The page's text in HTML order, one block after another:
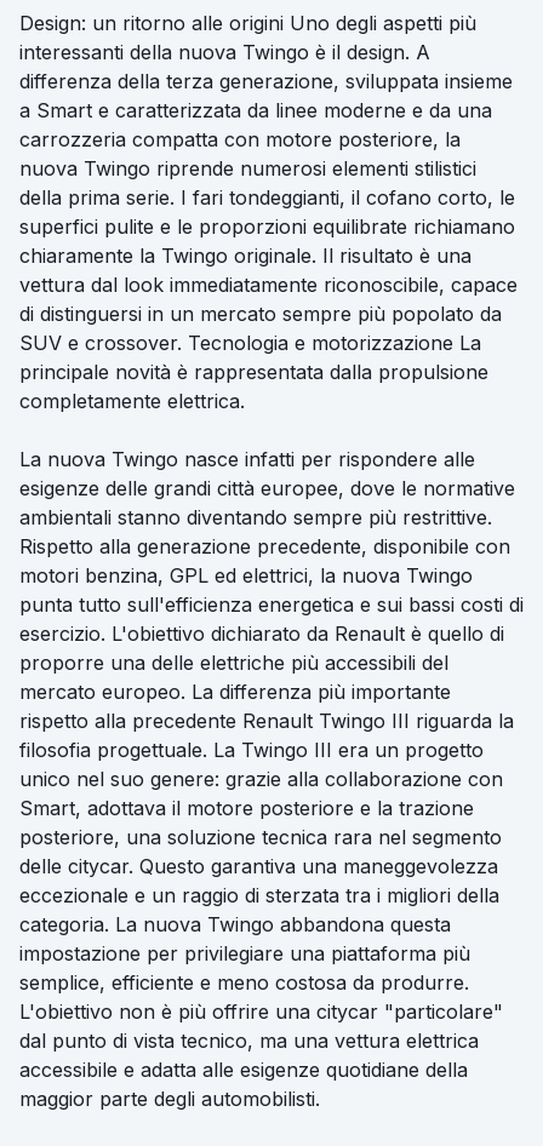
Design: un ritorno alle origini Uno degli aspetti più
interessanti della nuova Twingo è il design. A
differenza della terza generazione, sviluppata insieme
a Smart e caratterizzata da linee moderne e da una
carrozzeria compatta con motore posteriore, la
nuova Twingo riprende numerosi elementi stilistici
della prima serie. I fari tondeggianti, il cofano corto, le
superfici pulite e le proporzioni equilibrate richiamano
chiaramente la Twingo originale. Il risultato è una
vettura dal look immediatamente riconoscibile, capace
di distinguersi in un mercato sempre più popolato da
SUV e crossover. Tecnologia e motorizzazione La
principale novità è rappresentata dalla propulsione
completamente elettrica.
La nuova Twingo nasce infatti per rispondere alle
esigenze delle grandi città europee, dove le normative
ambientali stanno diventando sempre più restrittive.
Rispetto alla generazione precedente, disponibile con
motori benzina, GPL ed elettrici, la nuova Twingo
punta tutto sull'efficienza energetica e sui bassi costi di
esercizio. L'obiettivo dichiarato da Renault è quello di
proporre una delle elettriche più accessibili del
mercato europeo. La differenza più importante
rispetto alla precedente Renault Twingo III riguarda la
filosofia progettuale. La Twingo III era un progetto
unico nel suo genere: grazie alla collaborazione con
Smart, adottava il motore posteriore e la trazione
posteriore, una soluzione tecnica rara nel segmento
delle citycar. Questo garantiva una maneggevolezza
eccezionale e un raggio di sterzata tra i migliori della
categoria. La nuova Twingo abbandona questa
impostazione per privilegiare una piattaforma più
semplice, efficiente e meno costosa da produrre.
L'obiettivo non è più offrire una citycar "particolare"
dal punto di vista tecnico, ma una vettura elettrica
accessibile e adatta alle esigenze quotidiane della
maggior parte degli automobilisti.